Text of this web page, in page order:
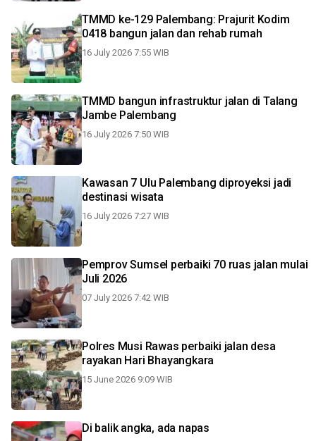
TMMD ke-129 Palembang: Prajurit Kodim
0418 bangun jalan dan rehab rumah
16 July 2026 7:55 WIB
TMMD bangun infrastruktur jalan di Talang
Jambe Palembang
16 July 2026 7:50 WIB
Kawasan 7 Ulu Palembang diproyeksi jadi
destinasi wisata
16 July 2026 7:27 WIB
Pemprov Sumsel perbaiki 70 ruas jalan mulai
Juli 2026
07 July 2026 7:42 WIB
Polres Musi Rawas perbaiki jalan desa
rayakan Hari Bhayangkara
15 June 2026 9:09 WIB
Di balik angka, ada napas